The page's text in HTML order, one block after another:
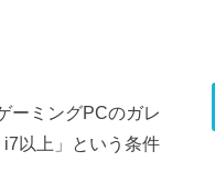
ーミングPCのガレ
以上」という条件